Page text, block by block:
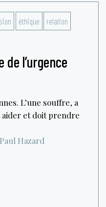
éthique relation
de l’urgence
L’une souffre, a
aider et doit prendre
Hazard